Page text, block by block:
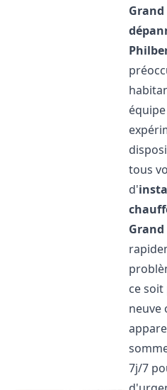
Grand
tous
d'
Grand
ce
neuve
7j/7